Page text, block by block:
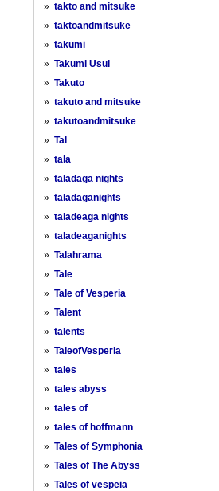
» takto and mitsuke
» taktoandmitsuke
» takumi
» Takumi Usui
» Takuto
» takuto and mitsuke
» takutoandmitsuke
» Tal
» tala
» taladaga nights
» taladaganights
» taladeaga nights
» taladeaganights
» Talahrama
» Tale
» Tale of Vesperia
» Talent
» talents
» TaleofVesperia
» tales
» tales abyss
» tales of
» tales of hoffmann
» Tales of Symphonia
» Tales of The Abyss
» Tales of vespeia